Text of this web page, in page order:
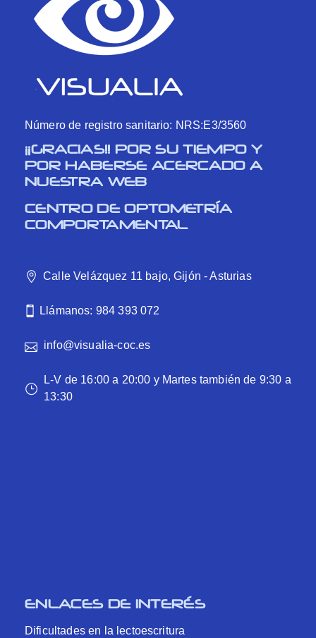
Número de registro sanitario: NRS:E3/3560
¡¡GRACIAS!! POR SU TIEMPO Y
POR HABERSE ACERCADO A
NUESTRA WEB
CENTRO DE OPTOMETRÍA
COMPORTAMENTAL
Calle Velázquez 11 bajo, Gijón - Asturias
Llámanos: 984 393 072
info@visualia-coc.es
L-V de 16:00 a 20:00 y Martes también de 9:30 a
13:30
ENLACES DE INTERÉS
Dificultades en la lectoescritura